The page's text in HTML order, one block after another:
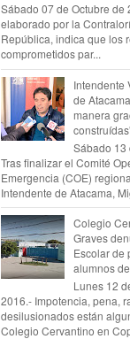
Sábado 07 de Octubre de
elaborado por la
República, indica que los
comprometidos par...
Intendente
de
manera
Sábado 13
Tras finalizar el Comité
Emergencia (COE)
Intendente de Atacama,
Colegio
Graves
Escolar de
alumnos
Lunes 12
2016.- Impotencia, pena,
desilusionados están
Colegio Cervantino en